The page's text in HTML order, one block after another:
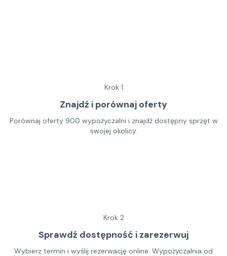
Krok 1
Znajdź i porównaj oferty
Porównaj oferty 900 wypożyczalni i znajdź dostępny sprzęt w
swojej okolicy.
Krok 2
Sprawdź dostępność i zarezerwuj
Wybierz termin i wyślij rezerwację online. Wypożyczalnia od